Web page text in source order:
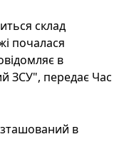
склад
почалася
в
ЗСУ", передає Час
в